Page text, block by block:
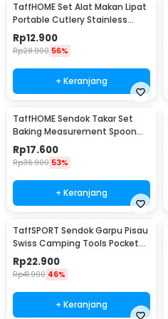
TaffHOME Set Alat Makan Lipat
Portable Cutlery Stainless
Steel 410 - AOTU
Rp12.900
Rp28.900 56%
+ Keranjang
TaffHOME Sendok Takar Set
Baking Measurement Spoon
0.62-15ml 6 PCS - 16752
Rp17.600
Rp36.900 53%
+ Keranjang
TaffSPORT Sendok Garpu Pisau
Swiss Camping Tools Pocket
Knife EDC 5in1 - A008
Rp22.900
Rp41.900 46%
+ Keranjang